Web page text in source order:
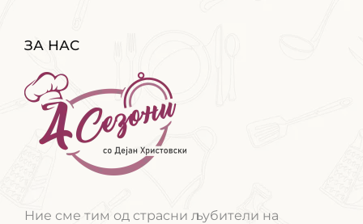
ЗА НАС
Ние сме тим од страсни љубители на